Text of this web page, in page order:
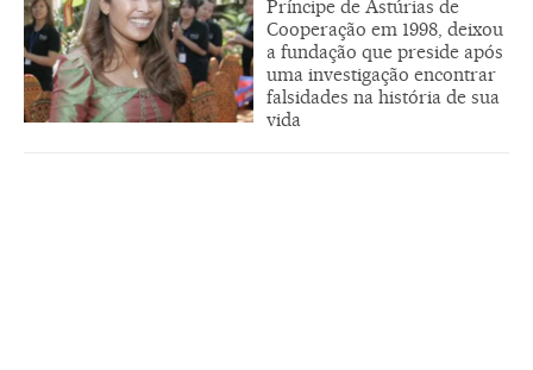
Príncipe de Astúrias de
Cooperação em 1998, deixou
a fundação que preside após
uma investigação encontrar
falsidades na história de sua
vida